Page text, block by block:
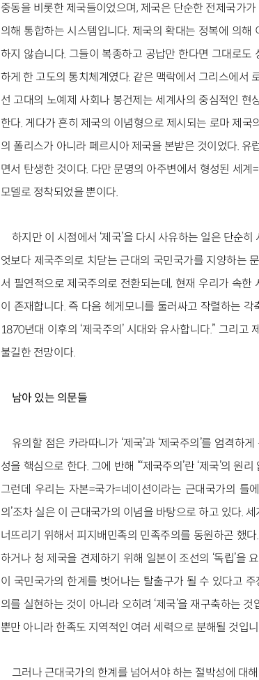
중동을 비롯한 제국들이었으며, 제국은 단순한 전제국가
의해 통합하는 시스템입니다. 제국의 확대는 정복에 의
하지 않습니다. 그들이 복종하고 공납만 한다면 그대로
하게 한 고도의 통치체계였다. 같은 맥락에서 그리스에서
선 고대의 노예제 사회나 봉건제는 세계사의 중심적인 현
한다. 게다가 흔히 제국의 이념형으로 제시되는 로마 제
의 폴리스가 아니라 페르시아 제국을 본받은 것이었다.
면서 탄생한 것이다. 다만 문명의 아주변에서 형성된 세
모델로 정착되었을 뿐이다.
하지만 이 시점에서 ‘제국’을 다시 사유하는 일은 단순
엇보다 제국주의로 치닫는 근대의 국민국가를 지양하는
서 필연적으로 제국주의로 전환되는데, 현재 우리가 속
이 존재합니다. 즉 다음 헤게모니를 둘러싸고 작렬하는
1870년대 이후의 ‘제국주의’ 시대와 유사합니다.” 그리
불길한 전망이다.
남아 있는 의문들
유의할 점은 카라따니가 ‘제국’과 ‘제국주의’를 엄격
성을 핵심으로 한다. 그에 반해 “‘제국주의’란 ‘제국’의
그런데 우리는 자본=국가=네이션이라는 근대국가의 틀
의’조차 실은 이 근대국가의 이념을 바탕으로 하고 있다.
너뜨리기 위해서 피지배민족의 민족주의를 동원하곤 했
하거나 청 제국을 견제하기 위해 일본이 조선의 ‘독립’을
이 국민국가의 한계를 벗어나는 탈출구가 될 수 있다고
의를 실현하는 것이 아니라 오히려 ‘제국’을 재구축하는
뿐만 아니라 한족도 지역적인 여러 세력으로 분해될 것입니
그러나 근대국가의 한계를 넘어서야 하는 절박성에 대